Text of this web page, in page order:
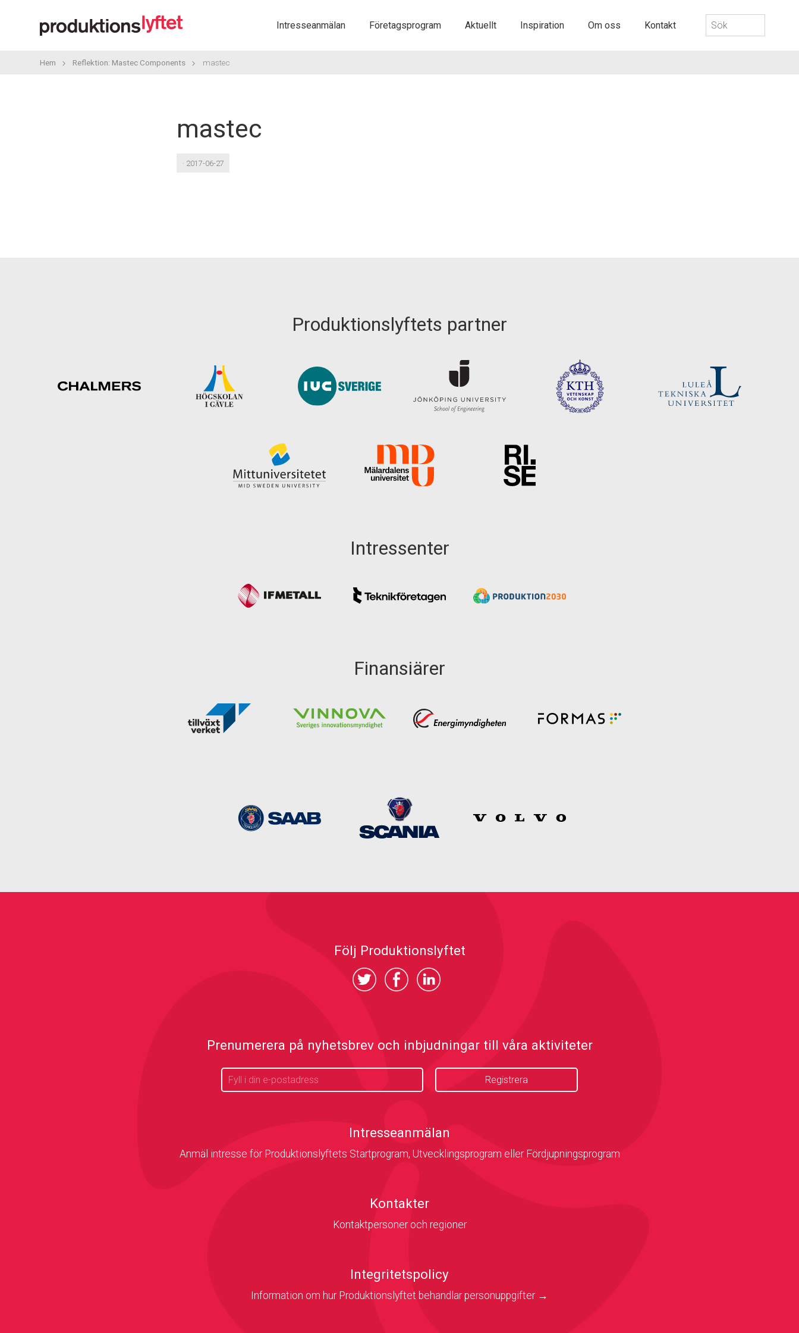
Intresseanmälan Företagsprogram Aktuellt Inspiration Om oss Kontakt
Sök
efter:
Hem Reflektion: Mastec Components mastec
mastec
· 2017-06-27
Produktionslyftets partner
Intressenter
Finansiärer
Följ Produktionslyftet
Prenumerera på nyhetsbrev och inbjudningar till våra aktiviteter
Intresseanmälan
Anmäl intresse för Produktionslyftets Startprogram, Utvecklingsprogram eller Fördjupningsprogram
Kontakter
Kontaktpersoner och regioner
Integritetspolicy
Information om hur Produktionslyftet behandlar personuppgifter →